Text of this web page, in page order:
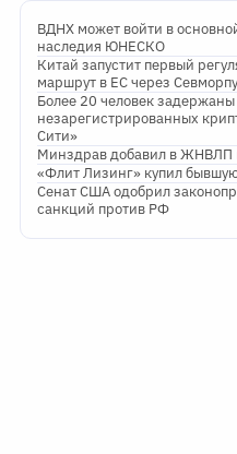
ВДНХ может войти в
наследия ЮНЕСКО
Китай запустит первый
маршрут в ЕС через
Более 20 человек задержаны
незарегистрированных
Сити»
Минздрав добавил в ЖНВЛП
«Флит Лизинг» купил
Сенат США одобрил
санкций против РФ